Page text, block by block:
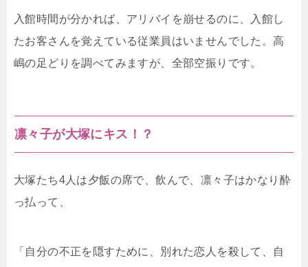
入館時間が分かれば、アリバイを崩せるのに、入館し
たお客さんを覚えている従業員はいませんでした。高
嶋の足どりを調べてみますが、全部空振りです。
凛々子が大塚にキス！？
大塚たち4人は夕飯の席で、飲んで、凛々子はかなり酔
っ払って、
「自分の不正を隠すために、別れた恋人を殺して、自